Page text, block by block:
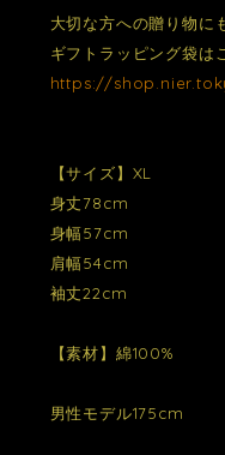
大切な方への贈り物に
ギフトラッピング袋は
https://
【サイズ】XL
身丈78cm
身幅57cm
肩幅54cm
袖丈22cm
【素材】綿100%
男性モデル175cm